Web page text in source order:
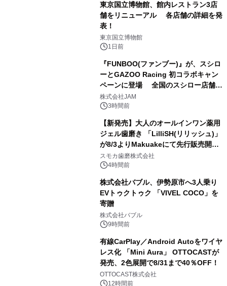
東京国立博物館、館内レストラン3店
舗をリニューアル 各店舗の詳細を発
表！
東京国立博物館
1日前
『FUNBOO(ファンブー)』が、スシロ
ーとGAZOO Racing 初コラボキャン
ペーンに登場 全国のスシロー店舗で
GR 4車種の FUNBOO(ミニカー)付き
メニューが展開されます
株式会社JAM
3時間前
【新発売】大人のオールインワン薬用
ジェル歯磨き 「LilliSH(リリッシュ)」
が8/3よりMakuakeにて先行販売開
始！
スモカ歯磨株式会社
4時間前
株式会社バブル、伊勢原市へ3人乗り
EVトゥクトゥク 「VIVEL COCO」を
寄贈
株式会社バブル
9時間前
有線CarPlay／Android Autoをワイヤ
レス化 「Mini Aura」 OTTOCASTが
発売、2色展開で8/31まで40％OFF！
OTTOCAST株式会社
12時間前